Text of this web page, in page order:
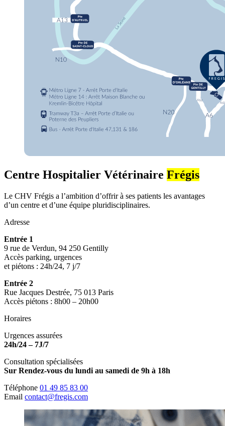
Centre Hospitalier Vétérinaire Frégis
Le CHV Frégis a l’ambition d’offrir à ses patients les avantages
d’un centre et d’une équipe pluridisciplinaires.
Adresse
Entrée 1
9 rue de Verdun, 94 250 Gentilly
Accès parking, urgences
et piétons : 24h/24, 7 j/7
Entrée 2
Rue Jacques Destrée, 75 013 Paris
Accès piétons : 8h00 – 20h00
Horaires
Urgences assurées
24h/24 – 7J/7
Consultation spécialisées
Sur Rendez-vous du lundi au samedi de 9h à 18h
Téléphone 01 49 85 83 00
Email contact@fregis.com